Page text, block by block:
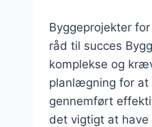
Byggeprojekter
råd til succes
komplekse og
planlægning for at
gennemført
det vigtigt at